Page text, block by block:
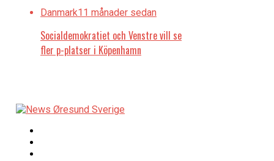
Danmark11 månader sedan
Socialdemokratiet och Venstre vill se
fler p-platser i Köpenhamn